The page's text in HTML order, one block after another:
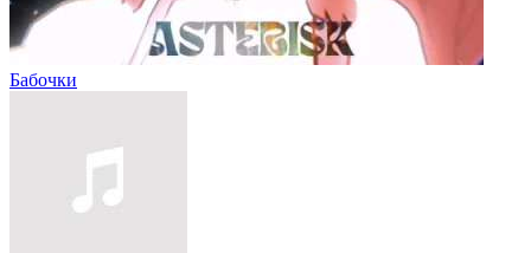
Бабочки